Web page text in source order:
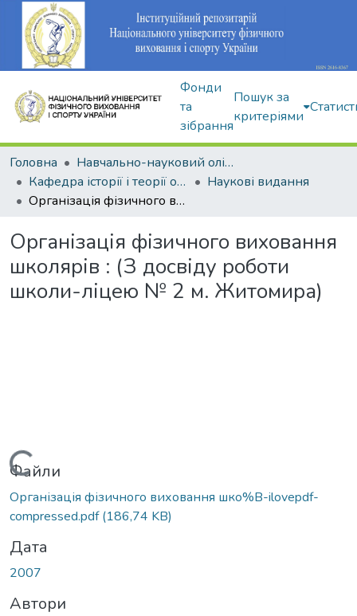
Фонди
та
зібрання
Пошук за
критеріями
Головна
Навчально-науковий олімпійський інститут
Кафедра історії і теорії олімпійського спорту
Наукові видання
Організація фізичного виховання школярів : (З досвіду роботи школи-ліцею № 2 м. Житомира)
Організація фізичного виховання
школярів : (З досвіду роботи
школи-ліцею № 2 м. Житомира)
Вантажиться...
Файли
Організація фізичного виховання шко%B-ilovepdf-
compressed.pdf(186,74 KB)
Дата
2007
Автори